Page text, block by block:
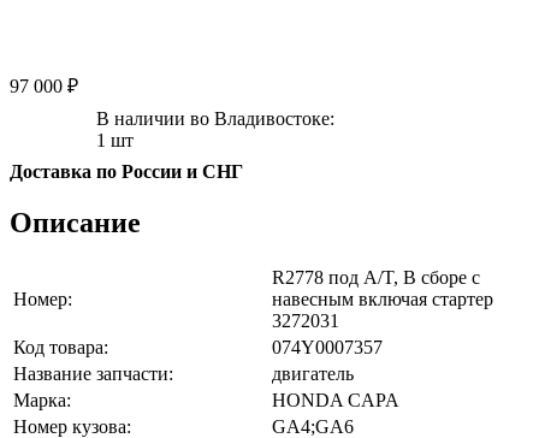
97 000 ₽
В наличии во Владивостоке:
1 шт
Доставка по России и СНГ
Описание
Номер:
R2778 под A/T, В сборе с
навесным включая стартер
3272031
Код товара:
074Y0007357
Название запчасти:
двигатель
Марка:
HONDA CAPA
Номер кузова:
GA4;GA6